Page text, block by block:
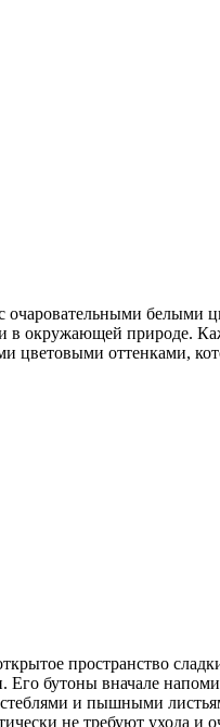
очаровательными белыми
в окружающей природе.
цветовыми оттенками,
пространство
Его бутоны вначале
и пышными
не требуют ухода